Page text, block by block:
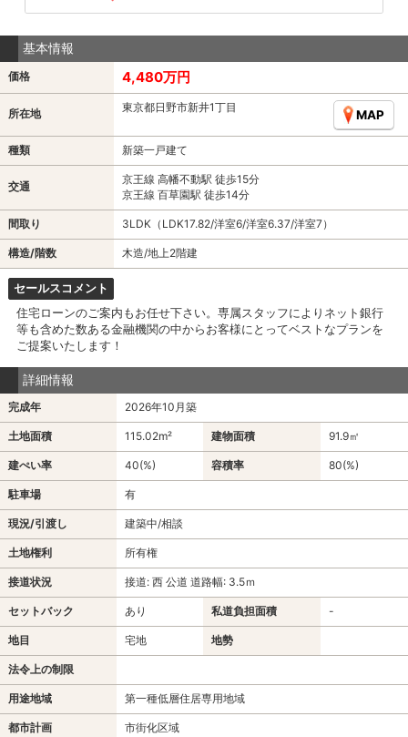
基本情報
価格 4,480万円
所在地 東京都日野市新井1丁目
MAP
種類 新築一戸建て
交通
京王線 高幡不動駅 徒歩15分
京王線 百草園駅 徒歩14分
間取り 3LDK（LDK17.82/洋室6/洋室6.37/洋室7）
構造/階数 木造/地上2階建
セールスコメント
住宅ローンのご案内もお任せ下さい。専属スタッフによりネット銀行
等も含めた数ある金融機関の中からお客様にとってベストなプランを
ご提案いたします！
詳細情報
完成年 2026年10月築
土地面積 115.02m² 建物面積 91.9㎡
建ぺい率 40(%) 容積率 80(%)
駐車場 有
現況/引渡し 建築中/相談
土地権利 所有権
接道状況 接道: 西 公道 道路幅: 3.5ｍ
セットバック あり 私道負担面積 -
地目 宅地 地勢
法令上の制限
用途地域 第一種低層住居専用地域
都市計画 市街化区域